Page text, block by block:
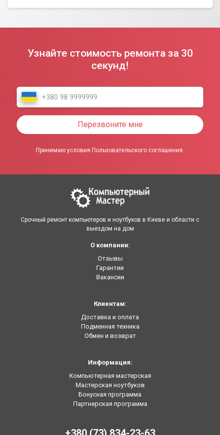
Узнайте стоимость ремонта за 30
секунд!
Перезвоните мне
Принимаю условия Пользовательского соглашения.
Срочный ремонт компьютеров и ноутбуков в Киеве и области с
выездом на дом
О компании:
Отзывы
Гарантии
Вакансии
Клиентам:
Доставка и оплата
Подменная техника
Обмен и возврат
Информация:
Компьютерная мастерская
Мастерская ноутбуков
Бонусная программа
Партнерская программа